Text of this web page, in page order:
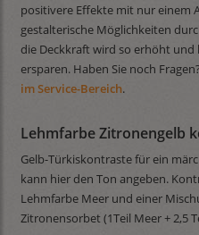
positivere Effekte mit nur einem
gestalterische Möglichkeiten
die Deckkraft wird so erhöht
ersparen. Haben Sie noch
im Service-Bereich.
Lehmfarbe Zitronengelb
Gelb-Türkiskontraste für ein
kann hier den Ton angeben.
Lehmfarbe Meer und einer
Zitronensorbet (1Teil Meer + 2,5